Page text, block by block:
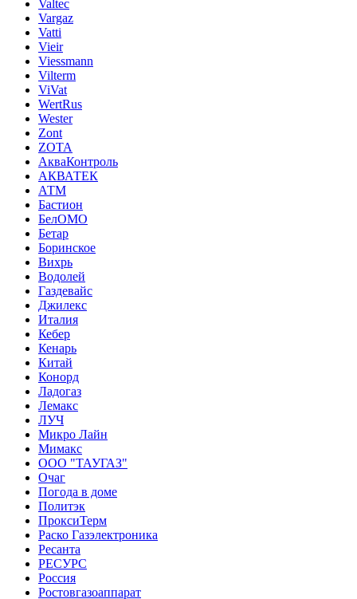
Valtec
Vargaz
Vatti
Vieir
Viessmann
Vilterm
ViVat
WertRus
Wester
Zont
ZOTA
АкваКонтроль
АКВАТЕК
АТМ
Бастион
БелОМО
Бетар
Боринское
Вихрь
Водолей
Газдевайс
Джилекс
Италия
Кебер
Кенарь
Китай
Конорд
Ладогаз
Лемакс
ЛУЧ
Микро Лайн
Мимакс
ООО "ТАУГАЗ"
Очаг
Погода в доме
Политэк
ПроксиТерм
Раско Газэлектроника
Ресанта
РЕСУРС
Россия
Ростовгазоаппарат